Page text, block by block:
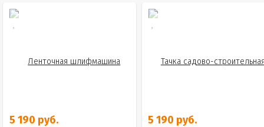
5 190 руб. 5 190 руб.